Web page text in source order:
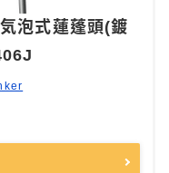
泡式蓮蓬頭(鍍